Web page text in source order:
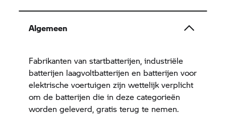
Algemeen
Fabrikanten van startbatterijen, industriële
batterijen laagvoltbatterijen en batterijen voor
elektrische voertuigen zijn wettelijk verplicht
om de batterijen die in deze categorieën
worden geleverd, gratis terug te nemen.